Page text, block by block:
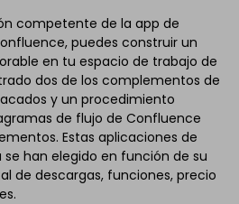
competente de la app de
puedes construir un
en tu espacio de trabajo de
dos de los complementos de
y un procedimiento
de flujo de Confluence
Estas aplicaciones de
han elegido en función de su
de descargas, funciones, precio